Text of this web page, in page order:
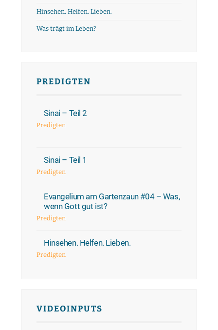
Hinsehen. Helfen. Lieben.
Was trägt im Leben?
PREDIGTEN
Sinai – Teil 2
Predigten
Sinai – Teil 1
Predigten
Evangelium am Gartenzaun #04 – Was,
wenn Gott gut ist?
Predigten
Hinsehen. Helfen. Lieben.
Predigten
VIDEOINPUTS